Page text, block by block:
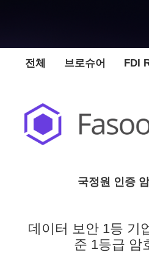
전체 브로슈어 FDI
국정원 인증
데이터 보안 1등 기
준 1등급 암